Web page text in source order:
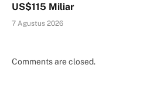
US$115 Miliar
7 Agustus 2026
Comments are closed.